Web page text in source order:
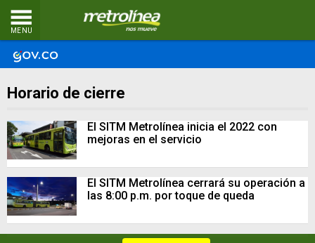
MENU
Horario de cierre
El SITM Metrolínea inicia el 2022 con
mejoras en el servicio
El SITM Metrolínea cerrará su operación a
las 8:00 p.m. por toque de queda